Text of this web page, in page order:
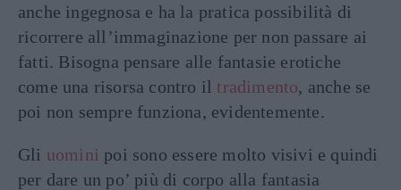
anche ingegnosa e ha la pratica possibilità di
ricorrere all’immaginazione per non passare ai
fatti. Bisogna pensare alle fantasie erotiche
come una risorsa contro il tradimento, anche se
poi non sempre funziona, evidentemente.
Gli uomini poi sono essere molto visivi e quindi
per dare un po’ più di corpo alla fantasia